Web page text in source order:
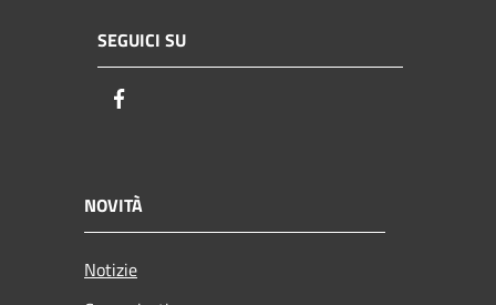
SEGUICI SU
NOVITÀ
Notizie